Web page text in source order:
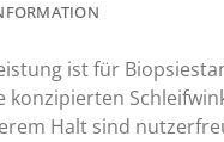
ist für
konzipierten
Halt sind